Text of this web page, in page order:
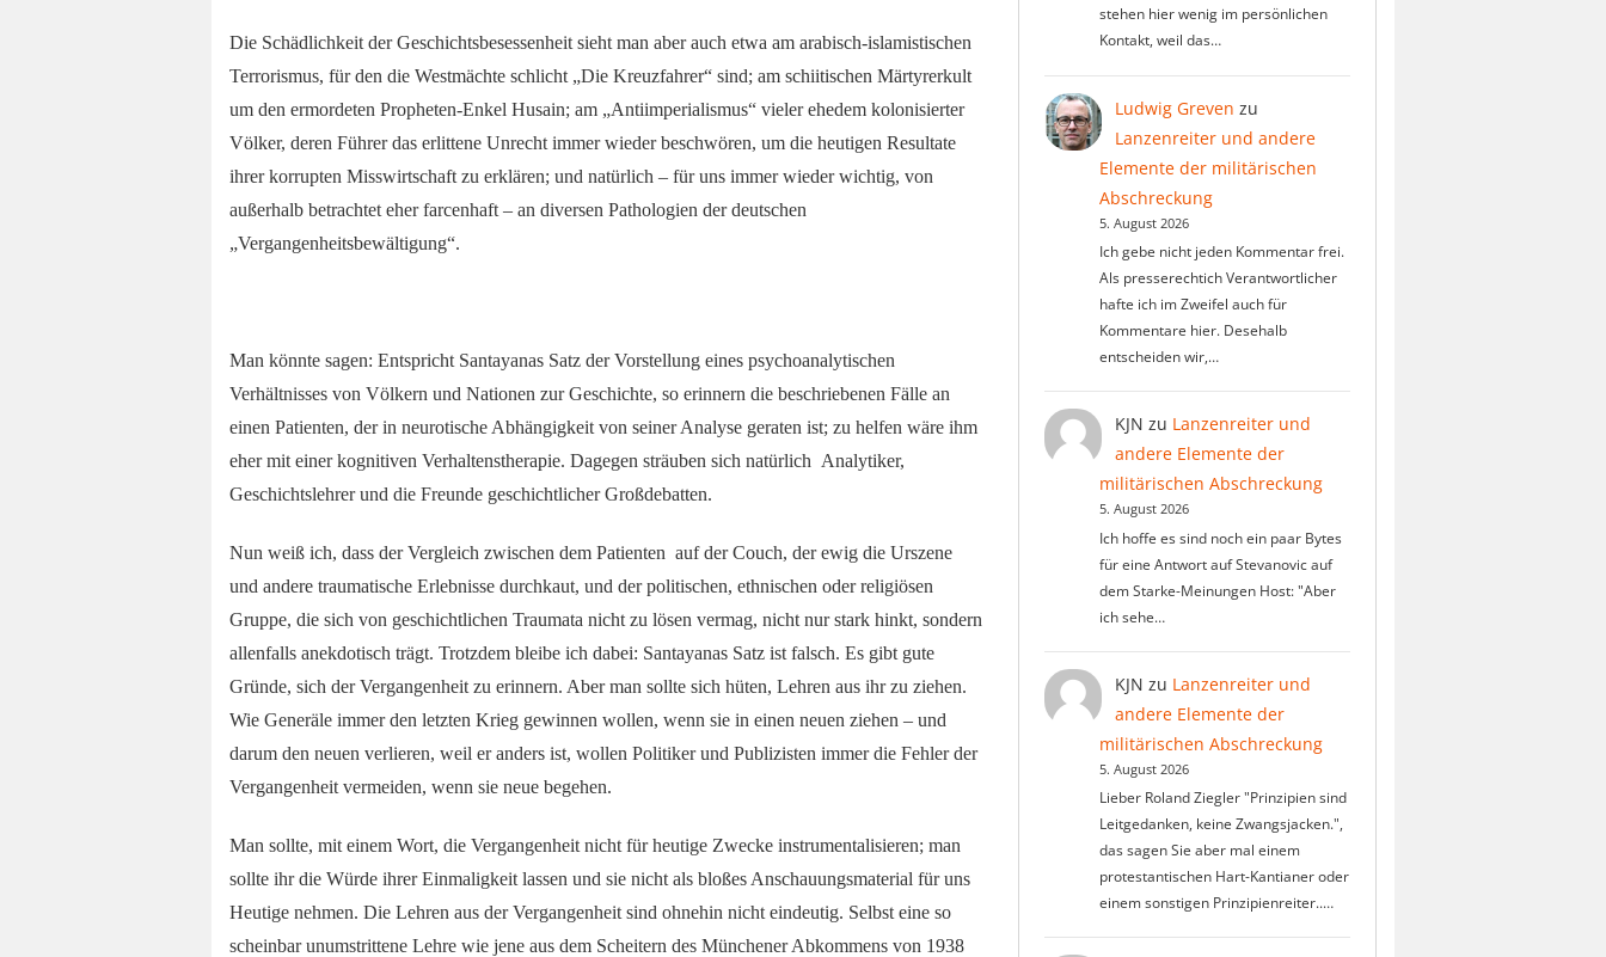
Die Schädlichkeit der Geschichtsbesessenheit sieht man aber auch etwa am arabisch-islamistischen
Terrorismus, für den die Westmächte schlicht „Die Kreuzfahrer“ sind; am schiitischen Märtyrerkult
um den ermordeten Propheten-Enkel Husain; am „Antiimperialismus“ vieler ehedem kolonisierter
Völker, deren Führer das erlittene Unrecht immer wieder beschwören, um die heutigen Resultate
ihrer korrupten Misswirtschaft zu erklären; und natürlich – für uns immer wieder wichtig, von
außerhalb betrachtet eher farcenhaft – an diversen Pathologien der deutschen
„Vergangenheitsbewältigung“.
Man könnte sagen: Entspricht Santayanas Satz der Vorstellung eines psychoanalytischen
Verhältnisses von Völkern und Nationen zur Geschichte, so erinnern die beschriebenen Fälle an
einen Patienten, der in neurotische Abhängigkeit von seiner Analyse geraten ist; zu helfen wäre ihm
eher mit einer kognitiven Verhaltenstherapie. Dagegen sträuben sich natürlich Analytiker,
Geschichtslehrer und die Freunde geschichtlicher Großdebatten.
Nun weiß ich, dass der Vergleich zwischen dem Patienten auf der Couch, der ewig die Urszene
und andere traumatische Erlebnisse durchkaut, und der politischen, ethnischen oder religiösen
Gruppe, die sich von geschichtlichen Traumata nicht zu lösen vermag, nicht nur stark hinkt, sondern
allenfalls anekdotisch trägt. Trotzdem bleibe ich dabei: Santayanas Satz ist falsch. Es gibt gute
Gründe, sich der Vergangenheit zu erinnern. Aber man sollte sich hüten, Lehren aus ihr zu ziehen.
Wie Generäle immer den letzten Krieg gewinnen wollen, wenn sie in einen neuen ziehen – und
darum den neuen verlieren, weil er anders ist, wollen Politiker und Publizisten immer die Fehler der
Vergangenheit vermeiden, wenn sie neue begehen.
Man sollte, mit einem Wort, die Vergangenheit nicht für heutige Zwecke instrumentalisieren; man
sollte ihr die Würde ihrer Einmaligkeit lassen und sie nicht als bloßes Anschauungsmaterial für uns
Heutige nehmen. Die Lehren aus der Vergangenheit sind ohnehin nicht eindeutig. Selbst eine so
scheinbar unumstrittene Lehre wie jene aus dem Scheitern des Münchener Abkommens von 1938
stehen hier wenig im persönlichen
Kontakt, weil das…
Ludwig Greven zu
Lanzenreiter und andere
Elemente der militärischen
Abschreckung
5. August 2026
Ich gebe nicht jeden Kommentar frei.
Als presserechtich Verantwortlicher
hafte ich im Zweifel auch für
Kommentare hier. Desehalb
entscheiden wir,…
KJN zu Lanzenreiter und
andere Elemente der
militärischen Abschreckung
5. August 2026
Ich hoffe es sind noch ein paar Bytes
für eine Antwort auf Stevanovic auf
dem Starke-Meinungen Host: "Aber
ich sehe…
KJN zu Lanzenreiter und
andere Elemente der
militärischen Abschreckung
5. August 2026
Lieber Roland Ziegler "Prinzipien sind
Leitgedanken, keine Zwangsjacken.",
das sagen Sie aber mal einem
protestantischen Hart-Kantianer oder
einem sonstigen Prinzipienreiter..…